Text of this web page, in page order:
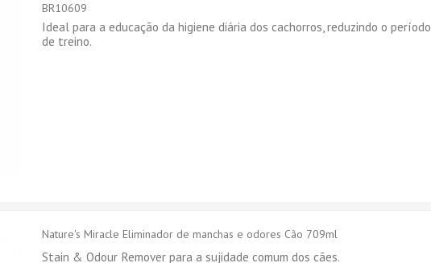
BR10609
Ideal para a educação da higiene diária dos cachorros, reduzindo o período
de treino.
Nature's Miracle Eliminador de manchas e odores Cão 709ml
Stain & Odour Remover para a sujidade comum dos cães.